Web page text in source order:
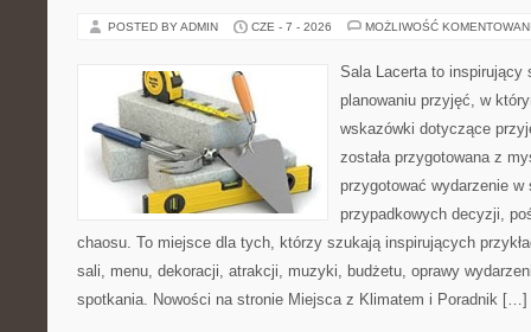
POSTED BY ADMIN CZE - 7 - 2026 MOŻLIWOŚĆ
Sala Lacerta to inspirujący
planowaniu przyjęć, w
wskazówki dotyczące
została przygotowana z
przygotować wydarzenie
przypadkowych decyzji,
chaosu. To miejsce dla tych, którzy szukają inspirujących
sali, menu, dekoracji, atrakcji, muzyki, budżetu, oprawy
spotkania. Nowości na stronie Miejsca z Klimatem i Poradnik […]